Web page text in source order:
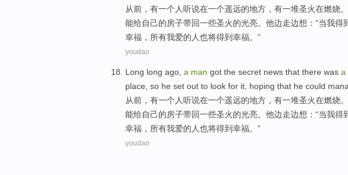
从前 ， 有一个 人听说在一个遥远的地方 ，有一堆圣火在燃烧。
能给自己的房子带回一些圣火的光亮。他边走边想：“当我得
幸福，所有我爱的人也将得到幸福。”
youdao
Long long ago a man got the secret news that there was a
place so he set out to look for it, hoping that he could
从前 ， 有一个 人听说在一个遥远的地方 ，有一堆圣火在燃烧。
能给自己的房子带回一些圣火的光亮。他边走边想：“当我得
幸福，所有我爱的人也将得到幸福。”
youdao